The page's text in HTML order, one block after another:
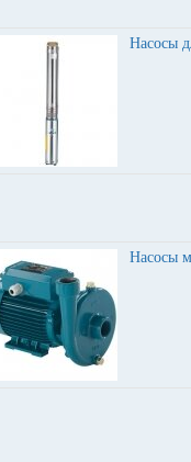
Насосы
Насосы